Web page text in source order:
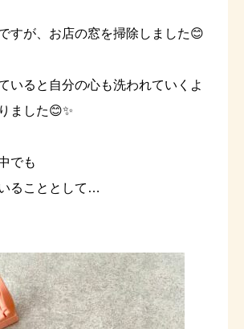
すが、お店の窓を掃除しました😊
いると自分の心も洗われていくよ
ました😊✨
でも
ることとして…